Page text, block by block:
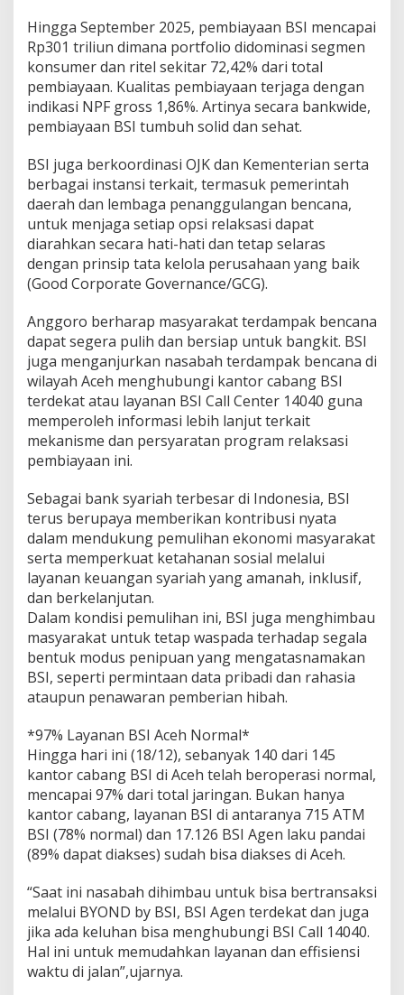
Hingga September 2025, pembiayaan BSI mencapai
Rp301 triliun dimana portfolio didominasi segmen
konsumer dan ritel sekitar 72,42% dari total
pembiayaan. Kualitas pembiayaan terjaga dengan
indikasi NPF gross 1,86%. Artinya secara bankwide,
pembiayaan BSI tumbuh solid dan sehat.
BSI juga berkoordinasi OJK dan Kementerian serta
berbagai instansi terkait, termasuk pemerintah
daerah dan lembaga penanggulangan bencana,
untuk menjaga setiap opsi relaksasi dapat
diarahkan secara hati-hati dan tetap selaras
dengan prinsip tata kelola perusahaan yang baik
(Good Corporate Governance/GCG).
Anggoro berharap masyarakat terdampak bencana
dapat segera pulih dan bersiap untuk bangkit. BSI
juga menganjurkan nasabah terdampak bencana di
wilayah Aceh menghubungi kantor cabang BSI
terdekat atau layanan BSI Call Center 14040 guna
memperoleh informasi lebih lanjut terkait
mekanisme dan persyaratan program relaksasi
pembiayaan ini.
Sebagai bank syariah terbesar di Indonesia, BSI
terus berupaya memberikan kontribusi nyata
dalam mendukung pemulihan ekonomi masyarakat
serta memperkuat ketahanan sosial melalui
layanan keuangan syariah yang amanah, inklusif,
dan berkelanjutan.
Dalam kondisi pemulihan ini, BSI juga menghimbau
masyarakat untuk tetap waspada terhadap segala
bentuk modus penipuan yang mengatasnamakan
BSI, seperti permintaan data pribadi dan rahasia
ataupun penawaran pemberian hibah.
*97% Layanan BSI Aceh Normal*
Hingga hari ini (18/12), sebanyak 140 dari 145
kantor cabang BSI di Aceh telah beroperasi normal,
mencapai 97% dari total jaringan. Bukan hanya
kantor cabang, layanan BSI di antaranya 715 ATM
BSI (78% normal) dan 17.126 BSI Agen laku pandai
(89% dapat diakses) sudah bisa diakses di Aceh.
“Saat ini nasabah dihimbau untuk bisa bertransaksi
melalui BYOND by BSI, BSI Agen terdekat dan juga
jika ada keluhan bisa menghubungi BSI Call 14040.
Hal ini untuk memudahkan layanan dan effisiensi
waktu di jalan”,ujarnya.